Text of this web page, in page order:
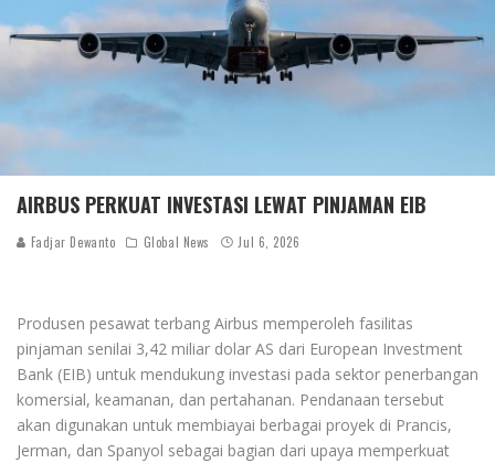
AIRBUS PERKUAT INVESTASI LEWAT PINJAMAN EIB
Fadjar Dewanto Global News Jul 6, 2026
Produsen pesawat terbang Airbus memperoleh fasilitas
pinjaman senilai 3,42 miliar dolar AS dari European Investment
Bank (EIB) untuk mendukung investasi pada sektor penerbangan
komersial, keamanan, dan pertahanan. Pendanaan tersebut
akan digunakan untuk membiayai berbagai proyek di Prancis,
Jerman, dan Spanyol sebagai bagian dari upaya memperkuat